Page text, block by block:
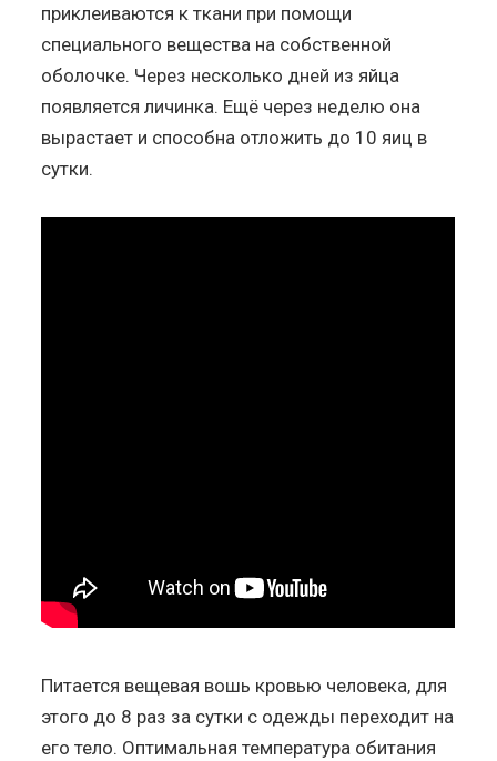
приклеиваются к ткани при помощи
специального вещества на собственной
оболочке. Через несколько дней из яйца
появляется личинка. Ещё через неделю она
вырастает и способна отложить до 10 яиц в
сутки.
Питается вещевая вошь кровью человека, для
этого до 8 раз за сутки с одежды переходит на
его тело. Оптимальная температура обитания